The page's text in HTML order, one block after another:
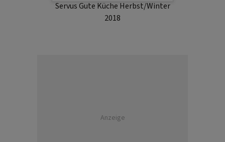
Servus Gute Küche Herbst/Winter
2018
Anzeige